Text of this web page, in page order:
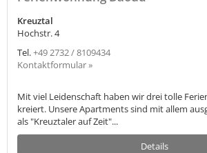
Kreuztal
Hochstr. 4
Tel.+49 2732 / 8109434
Kontaktformular »
Mit viel Leidenschaft haben wir drei tolle
kreiert. Unsere Apartments sind mit allem
als "Kreuztaler auf Zeit"...
Details